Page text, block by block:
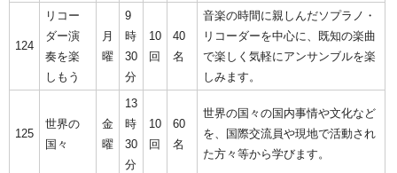
124
リコー
ダー演
奏を楽
しもう
月
曜
9
時
30
分
10
回
40
名
音楽の時間に親しんだソプラノ・
リコーダーを中心に、既知の楽曲
で楽しく気軽にアンサンブルを楽
しみます。
125
世界の
国々
金
曜
13
時
30
分
10
回
60
名
世界の国々の国内事情や文化など
を、国際交流員や現地で活動され
た方々等から学びます。